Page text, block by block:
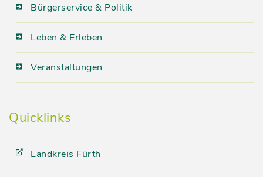
Bürgerservice & Politik
Leben & Erleben
Veranstaltungen
Quicklinks
Landkreis Fürth